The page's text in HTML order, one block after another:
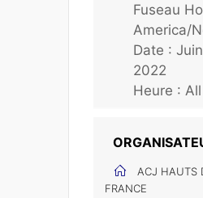
Fuseau
America/
Date :
2022
Heure :
ACJ HAUTS
FRANCE